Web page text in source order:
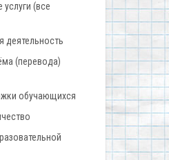
(все
деятельность
(перевода)
обучающихся